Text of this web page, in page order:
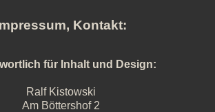
Kontakt:
für Inhalt und Design:
Ralf Kistowski
Am Böttershof 2